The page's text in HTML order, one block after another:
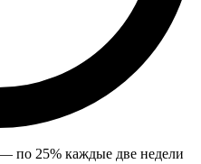
по 25% каждые две недели